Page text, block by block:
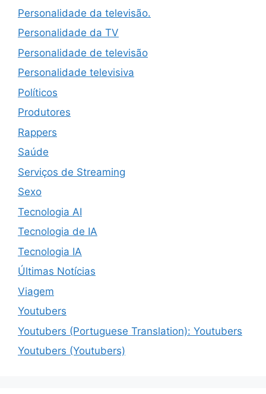
Personalidade da televisão.
Personalidade da TV
Personalidade de televisão
Personalidade televisiva
Políticos
Produtores
Rappers
Saúde
Serviços de Streaming
Sexo
Tecnologia AI
Tecnologia de IA
Tecnologia IA
Últimas Notícias
Viagem
Youtubers
Youtubers (Portuguese Translation): Youtubers
Youtubers (Youtubers)